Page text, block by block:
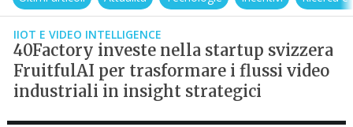
IIOT E VIDEO INTELLIGENCE
40Factory investe nella startup svizzera
FruitfulAI per trasformare i flussi video
industriali in insight strategici